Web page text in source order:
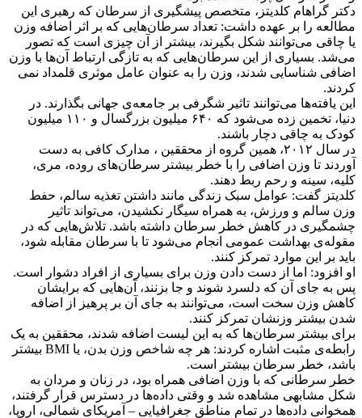
دکتر گراهام کلدیتز، متخصص پیشگیری از سرطان که رهبری این
مطالعه را بر عهده داشت: تعداد سرطان‌هایی که بر اثر اضافه وزن
یا چاقی می‌توانند شکل بگیرند، بیشتر از آن چیزی است که تصور
می‌شد. بسیاری از این سرطان‌هایی که به تازگی ارتباط آن‌ها با وزن
اضافی شناسایی شدند، وزن را به عنوان عامل موثری قلمداد نمی
کردند.
این یافته‌ها می‌توانند تاثیر شگرفی بر جامعه‌ی جهانی بگذارند. در
دنیا، تخمین زده می‌شود که ۶۴۰ میلیون بزرگسال و ۱۱۰ میلیون
کودک به چاقی دچار باشند.
در سال ۲۰۱۲، همین گروه از محققین ، مدارک کافی به دست
آوردند تا وزن اضافی را با خطر بیشتر سرطان‌های روده، مری،
کلیه، سینه و رحم ربط دهند.
کلدیتز گفت: عوامل سبک زندگی مانند داشتن تغذیه‌ سالم، حفط
وزن سالم و ورزش، به همراه سیگار نکشیدن، می‌تواند تاثیر
چشمگیری در کاهش خطر سرطان داشته باشد. تلاش‌هایی که در
مقوله‌ی بهداشت عمومی انجام می‌شود تا با سرطان مقابله شود،
باید بر این موارد تمرکز کنند.
او افزود: اما از دست دادن وزن برای بسیاری از افراد دشوار است.
پس به جای آن که دلسرد شوند و جا بزنند، آن‌هایی که برایشان
کاهش وزن سخت است، می‌توانند به جای آن بر پرهیز از اضافه
شدن بیشتر وزنشان تمرکز کنند.
برای بیشتر سرطان‌ها که به این لیست اضافه شدند، محققین به یک
رابطه‌ی مثبت اشاره کردند: هر چه شاخص وزن بدن، یا BMI بیشتر
باشد، خطر سرطان بیشتر است.
خطر سرطانی که با وزن اضافی همراه بود، در زنان و مردان به
شکل مشابهی مشاهده شد و وقتی داده‌ها در دسترس قرار گرفتند،
همخوانی داده‌ها در تمام مناطق جغرافیایی – آمریکای شمالی، اروپا،